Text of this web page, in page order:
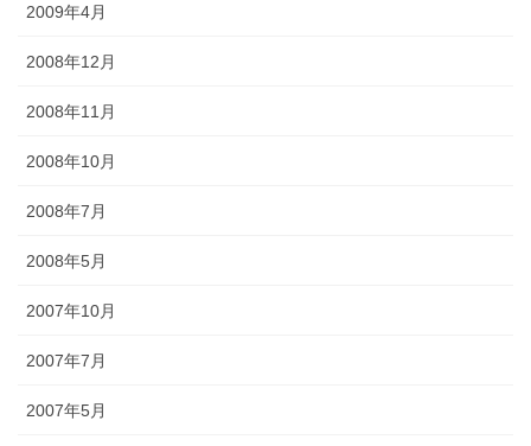
2009年4月
2008年12月
2008年11月
2008年10月
2008年7月
2008年5月
2007年10月
2007年7月
2007年5月